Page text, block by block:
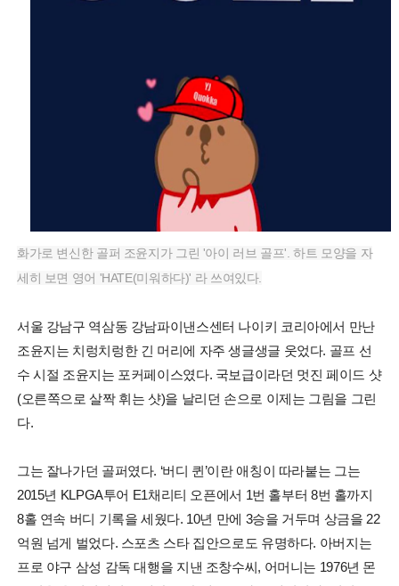
화가로 변신한 골퍼 조윤지가 그린 '아이 러브 골프'. 하트 모양을 자
세히 보면 영어 'HATE(미워하다)' 라 쓰여있다.
서울 강남구 역삼동 강남파이낸스센터 나이키 코리아에서 만난
조윤지는 치렁치렁한 긴 머리에 자주 생글생글 웃었다. 골프 선
수 시절 조윤지는 포커페이스였다. 국보급이라던 멋진 페이드 샷
(오른쪽으로 살짝 휘는 샷)을 날리던 손으로 이제는 그림을 그린
다.
그는 잘나가던 골퍼였다. ‘버디 퀸’이란 애칭이 따라붙는 그는
2015년 KLPGA투어 E1채리티 오픈에서 1번 홀부터 8번 홀까지
8홀 연속 버디 기록을 세웠다. 10년 만에 3승을 거두며 상금을 22
억원 넘게 벌었다. 스포츠 스타 집안으로도 유명하다. 아버지는
프로 야구 삼성 감독 대행을 지낸 조창수씨, 어머니는 1976년 몬